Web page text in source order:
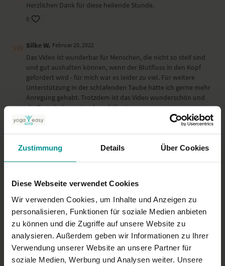
Zustimmung Details Über Cookies
Diese Webseite verwendet Cookies
Wir verwenden Cookies, um Inhalte und Anzeigen zu
personalisieren, Funktionen für soziale Medien anbieten
zu können und die Zugriffe auf unsere Website zu
analysieren. Außerdem geben wir Informationen zu Ihrer
Verwendung unserer Website an unsere Partner für
soziale Medien, Werbung und Analysen weiter. Unsere
Herzlichen Dank für diese heilende Stunde.
0
Silke W. Februar 20, 2022
Das Video ist wunderbar für Menschen, die nicht so steif sind
und gut aushalten können, wenn der Blutfluss in den Kopf
gefordert wird - für mich war es leider zu viel. Für weitere
Unterstützung in der schlafenden Taube hätte ich gerne mehr
Anregung gehabt. Trotzdem ist das Video wunderschön und
die Texte haben mir sehr gefallen!
0
Lisa Februar 13, 2022
Ranjas Yin Yoga-Stunden sind Balsam für Leib und Seele. Ich
0
Mehr laden
Ähnliche Videos